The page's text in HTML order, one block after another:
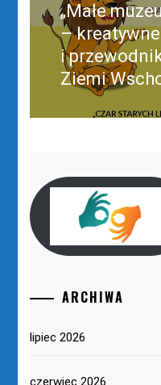
Następny
post:
„Małe
–
i
Ziemi
ARCHIWA
lipiec 2026
czerwiec 2026